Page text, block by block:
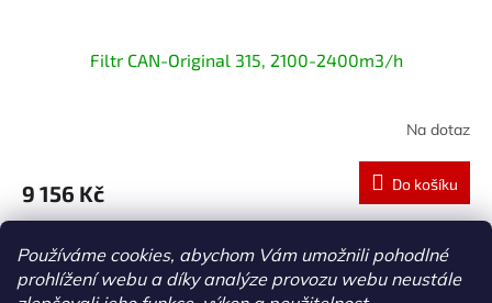
Používáme cookies, abychom Vám umožnili pohodlné
prohlížení webu a díky analýze provozu webu neustále
Filtr CAN-Original 315, 2100-2400m3/h
Na dotaz
9 156 Kč Do košíku
O
v
l
14 položek celkem